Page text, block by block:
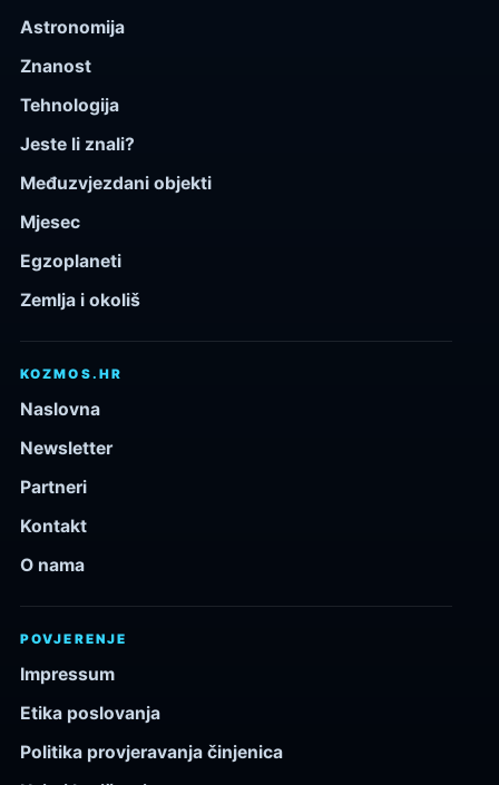
Astronomija
Znanost
Tehnologija
Jeste li znali?
Međuzvjezdani objekti
Mjesec
Egzoplaneti
Zemlja i okoliš
KOZMOS.HR
Naslovna
Newsletter
Partneri
Kontakt
O nama
POVJERENJE
Impressum
Etika poslovanja
Politika provjeravanja činjenica